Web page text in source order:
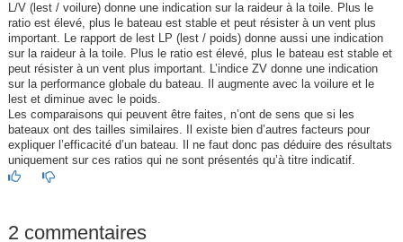
L/V (lest / voilure) donne une indication sur la raideur à la toile. Plus le
ratio est élevé, plus le bateau est stable et peut résister à un vent plus
important. Le rapport de lest LP (lest / poids) donne aussi une indication
sur la raideur à la toile. Plus le ratio est élevé, plus le bateau est stable et
peut résister à un vent plus important. L’indice ZV donne une indication
sur la performance globale du bateau. Il augmente avec la voilure et le
lest et diminue avec le poids.
Les comparaisons qui peuvent être faites, n’ont de sens que si les
bateaux ont des tailles similaires. Il existe bien d’autres facteurs pour
expliquer l’efficacité d’un bateau. Il ne faut donc pas déduire des résultats
uniquement sur ces ratios qui ne sont présentés qu’à titre indicatif.
2 commentaires